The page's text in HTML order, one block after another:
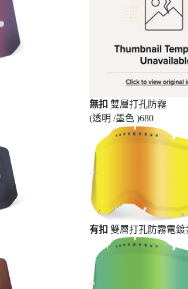
無扣 雙層打孔防霧
(透明 /墨色 )680
有扣 雙層打孔防霧電鍍